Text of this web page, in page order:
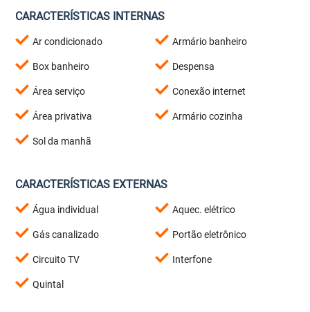
CARACTERÍSTICAS INTERNAS
Ar condicionado Armário banheiro
Box banheiro Despensa
Área serviço Conexão internet
Área privativa Armário cozinha
Sol da manhã
CARACTERÍSTICAS EXTERNAS
Água individual Aquec. elétrico
Gás canalizado Portão eletrônico
Circuito TV Interfone
Quintal